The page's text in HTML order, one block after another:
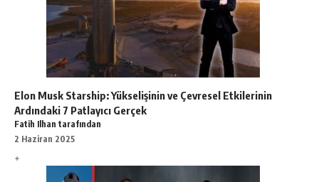
Elon Musk Starship: Yükselişinin ve Çevresel Etkilerinin
Ardındaki 7 Patlayıcı Gerçek
Fatih Ilhan tarafından
2 Haziran 2025